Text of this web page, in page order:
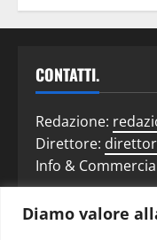
Diamo valore
CONTATTI.
Redazione:
Direttore:
Info &